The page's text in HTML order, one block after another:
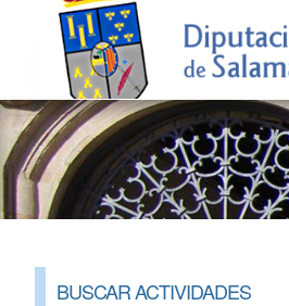
BUSCAR ACTIVIDADES